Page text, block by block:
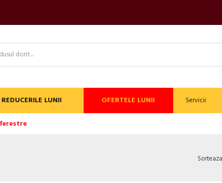
REDUCERILE LUNII OFERTELE LUNII Servicii